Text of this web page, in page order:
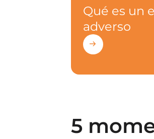
Qué es un
adverso
5